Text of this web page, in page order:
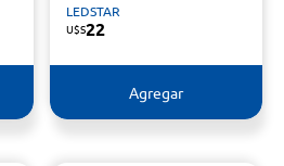
LEDSTAR
U$S22
Agregar